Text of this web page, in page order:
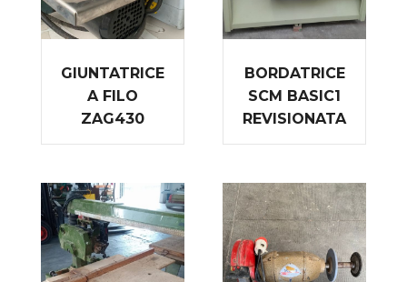
GIUNTATRICE
A FILO
ZAG430
BORDATRICE
SCM BASIC1
REVISIONATA